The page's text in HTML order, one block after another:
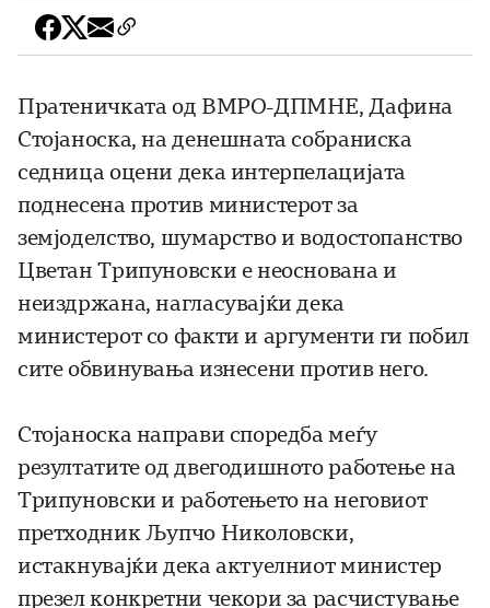
Пратеничката од ВМРО-ДПМНЕ, Дафина
Стојаноска, на денешната собраниска
седница оцени дека интерпелацијата
поднесена против министерот за
земјоделство, шумарство и водостопанство
Цветан Трипуновски е неоснована и
неиздржана, нагласувајќи дека
министерот со факти и аргументи ги побил
сите обвинувања изнесени против него.
Стојаноска направи споредба меѓу
резултатите од двегодишното работење на
Трипуновски и работењето на неговиот
претходник Љупчо Николовски,
истакнувајќи дека актуелниот министер
презел конкретни чекори за расчистување